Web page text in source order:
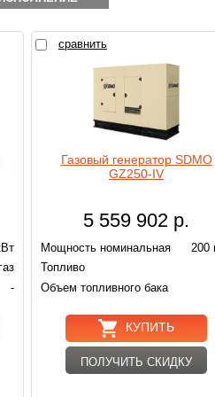
-
сравнить
Газовый генератор SDMO
GZ250-IV
5 559 902 р.
Мощность номинальная
200
Топливо
Объем топливного бака
КУПИТЬ
ПОЛУЧИТЬ СКИДКУ